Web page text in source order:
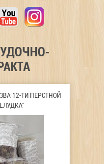
12-ТИ ПЕРСТНОЙ